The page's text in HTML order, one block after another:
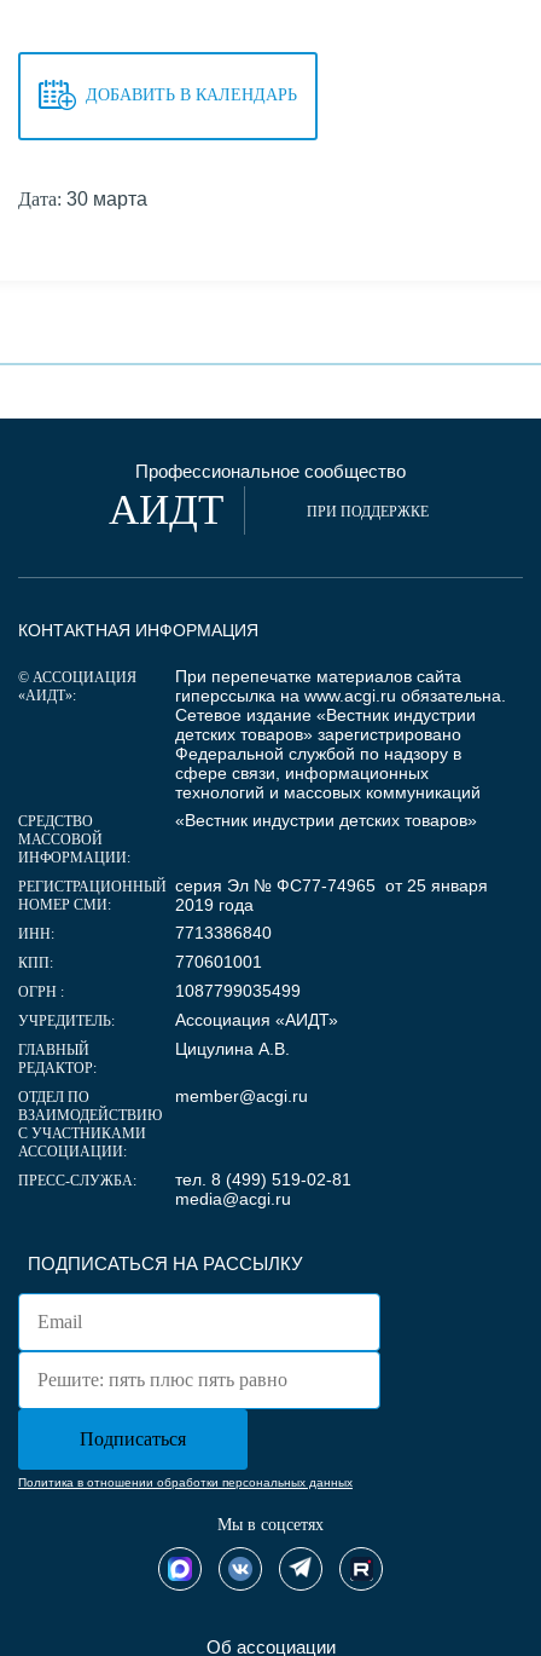
ДОБАВИТЬ В КАЛЕНДАРЬ
Дата: 30 марта
Профессиональное сообщество
АИДТ ПРИ ПОДДЕРЖКЕ
Об ассоциации
ПОДПИСАТЬСЯ НА РАССЫЛКУ
Политика в отношении обработки персональных данных
Мы в соцсетях
КОНТАКТНАЯ ИНФОРМАЦИЯ
© АССОЦИАЦИЯ
«АИДТ»:
При перепечатке материалов сайта
гиперссылка на www.acgi.ru обязательна.
Сетевое издание «Вестник индустрии
детских товаров» зарегистрировано
Федеральной службой по надзору в
сфере связи, информационных
технологий и массовых коммуникаций
СРЕДСТВО
МАССОВОЙ
ИНФОРМАЦИИ:
«Вестник индустрии детских товаров»
РЕГИСТРАЦИОННЫЙ
НОМЕР СМИ:
серия Эл № ФС77-74965 от 25 января
2019 года
ИНН: 7713386840
КПП: 770601001
ОГРН : 1087799035499
УЧРЕДИТЕЛЬ: Ассоциация «АИДТ»
ГЛАВНЫЙ
РЕДАКТОР:
Цицулина А.В.
ОТДЕЛ ПО
ВЗАИМОДЕЙСТВИЮ
С УЧАСТНИКАМИ
АССОЦИАЦИИ:
member@acgi.ru
ПРЕСС-СЛУЖБА:
тел. 8 (499) 519-02-81
media@acgi.ru